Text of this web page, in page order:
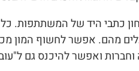
כתבי היד של המשתתפות.
מהם. אפשר לחשוף המון
ואפשר להיכנס גם